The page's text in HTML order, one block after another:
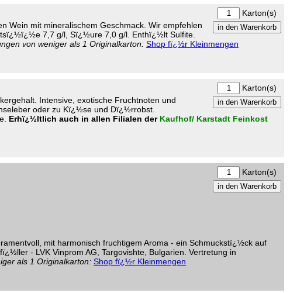
Karton(s)
Wein mit mineralischem Geschmack. Wir empfehlen
7,7 g/l, Sï¿½ure 7,0 g/l. Enthï¿½lt Sulfite.
von weniger als 1 Originalkarton: Shop fï¿½r Kleinmengen
Karton(s)
Intensive, exotische Fruchtnoten und
oder zu Kï¿½se und Dï¿½rrobst.
Erhï¿½ltlich auch in allen Filialen der Kaufhof/ Karstadt Feinkost
Karton(s)
mit harmonisch fruchtigem Aroma - ein Schmuckstï¿½ck auf
- LVK Vinprom AG, Targovishte, Bulgarien. Vertretung in
als 1 Originalkarton: Shop fï¿½r Kleinmengen